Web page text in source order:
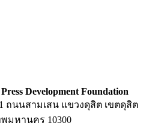
Development Foundation
ถนนสามเสน แขวงดุสิต เขตดุสิต
พมหานคร 10300